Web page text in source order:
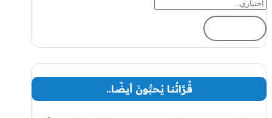
قُرَّائُنا يُحبُّونَ أيضًا..